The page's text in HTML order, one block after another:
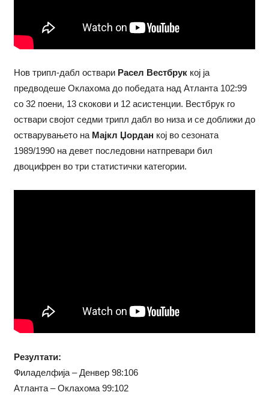
Нов трипл-дабл оствари Расел Вестбруккој ја
предводеше Оклахома до победата над Атланта 102:99
со 32 поени, 13 скокови и 12 асистенции. Вестбрук го
оствари својот седми трипл дабл во низа и се доближи до
остварувањето наМајкл Џордан кој во сезоната
1989/1990 на девет последовни натпревари бил
двоцифрен во три статистички категории.
Резултати:
Филаделфија – Денвер 98:106
Атланта – Оклахома 99:102